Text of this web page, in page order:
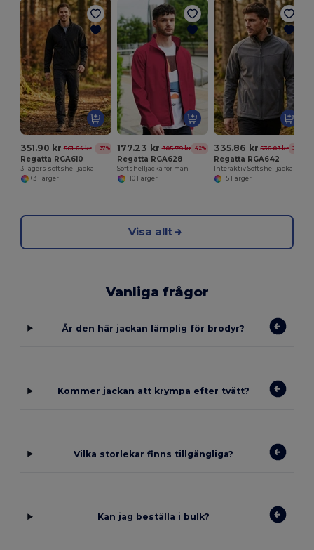
351.90 kr 561.64 kr -37%
Regatta RGA610
3-lagers softshelljacka
+3 Färger
177.23 kr 305.79 kr -42%
Regatta RGA628
Softshelljacka för män
+10 Färger
335.86 kr 536.03 kr -37%
Regatta RGA642
Interaktiv Softshelljacka
+5 Färger
Visa allt
Vanliga frågor
Är den här jackan lämplig för brodyr?
Kommer jackan att krympa efter tvätt?
Vilka storlekar finns tillgängliga?
Kan jag beställa i bulk?